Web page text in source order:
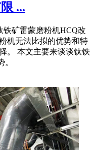
...
铁矿雷蒙磨粉机HCQ改
机无法比拟的优势和特
。 本文主要来谈谈钛铁